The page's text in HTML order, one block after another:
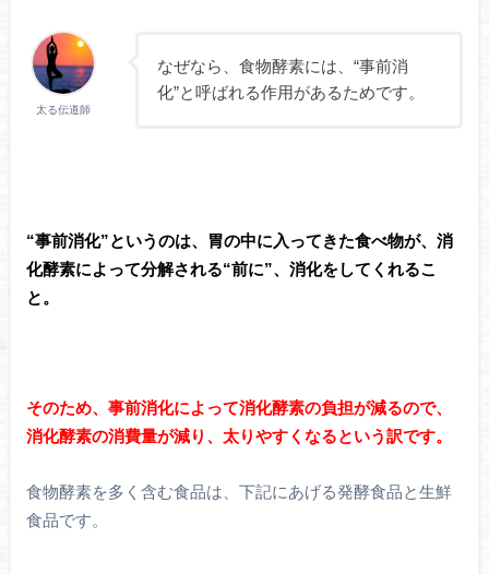
太る伝道師
なぜなら、食物酵素には、“事前消
化”と呼ばれる作用があるためです。
“事前消化”というのは、胃の中に入ってきた食べ物が、消
化酵素によって分解される“前に”、消化をしてくれるこ
と。
そのため、事前消化によって消化酵素の負担が減るので、
消化酵素の消費量が減り、太りやすくなるという訳です。
食物酵素を多く含む食品は、下記にあげる発酵食品と生鮮
食品です。